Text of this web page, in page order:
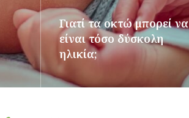
Γιατί τα οκτώ μπορεί να
είναι τόσο δύσκολη
ηλικία;
ΠΕΡΙΣΣΌΤΕΡΑ